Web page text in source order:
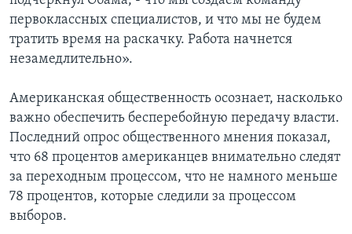
первоклассных специалистов, и что мы не будем
тратить время на раскачку. Работа начнется
незамедлительно».
Американская общественность осознает, насколько
важно обеспечить бесперебойную передачу власти.
Последний опрос общественного мнения показал,
что 68 процентов американцев внимательно следят
за переходным процессом, что не намного меньше
78 процентов, которые следили за процессом
выборов.